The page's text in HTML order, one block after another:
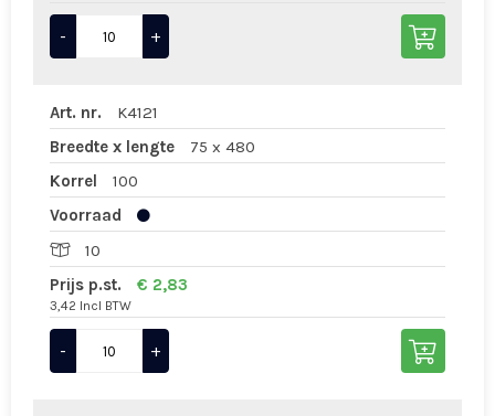
- +
Art. nr.
K4121
Breedte x lengte
75 x 480
Korrel
100
Voorraad
10
Prijs p.st.
€ 2,83
3,42 Incl BTW
- +